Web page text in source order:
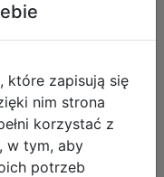
4el. Koala
550896 +
550885
które zapisują się
nim strona
korzystać z
w tym, aby
potrzeb